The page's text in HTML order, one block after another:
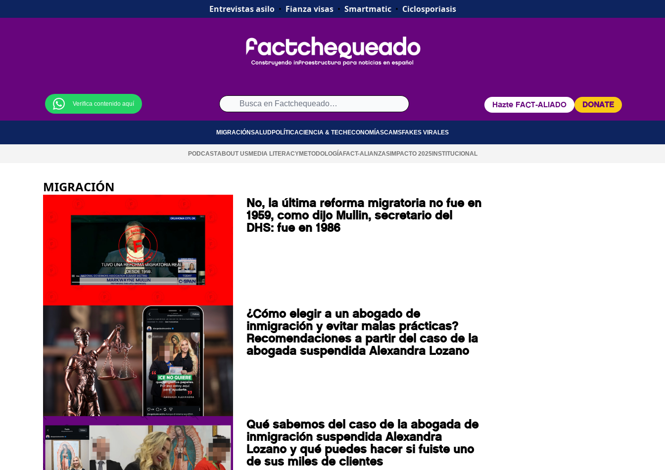
Entrevistas asilo• Fianza visas• Smartmatic• Ciclosporiasis
Verifica contenido aquí Hazte FACT-ALIADO DONATE
MIGRACIÓNSALUDPOLÍTICACIENCIA & TECH ECONOMÍASCAMSFAKES VIRALES
PODCASTABOUT USMEDIA LITERACYMETODOLOGÍA FACT-ALIANZASIMPACTO 2025INSTITUCIONAL
MIGRACIÓN
No, la última reforma migratoria no fue en
1959, como dijo Mullin, secretario del
DHS: fue en 1986
¿Cómo elegir a un abogado de
inmigración y evitar malas prácticas?
Recomendaciones a partir del caso de la
abogada suspendida Alexandra Lozano
Qué sabemos del caso de la abogada de
inmigración suspendida Alexandra
Lozano y qué puedes hacer si fuiste uno
de sus miles de clientes